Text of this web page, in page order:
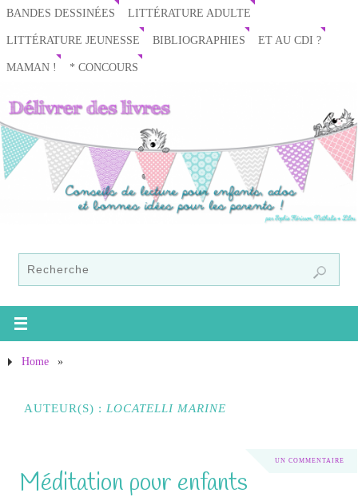
BANDES DESSINÉES LITTÉRATURE ADULTE
LITTÉRATURE JEUNESSE BIBLIOGRAPHIES ET AU CDI ?
MAMAN ! * CONCOURS
Home »
AUTEUR(S) : LOCATELLI MARINE
UN COMMENTAIRE
Méditation pour enfants